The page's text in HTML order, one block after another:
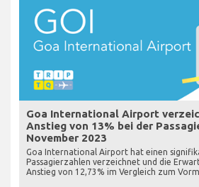
Goa International Airport
Anstieg von 13% bei der
November 2023
Goa International Airport hat einen
Passagierzahlen verzeichnet und die
Anstieg von 12,73% im Vergleich zum